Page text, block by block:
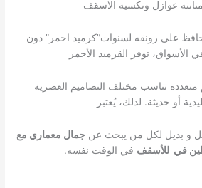
عوازل وتكسية الاسقف
على رونقه لسنوات”كرميد احمر” دون
في الأسواق، توفر القرميد الأحمر
تناسب مختلف التصاميم العصرية
أو حديثة. لذلك، يُعتبر
و بديل لكل من يبحث عن جمال معماري مع
في للأسقف في الوقت نفسه.